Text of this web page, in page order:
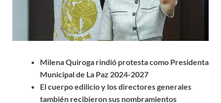
Milena Quiroga rindió protesta como Presidenta
Municipal de La Paz 2024-2027
El cuerpo edilicio y los directores generales
también recibieron sus nombramientos